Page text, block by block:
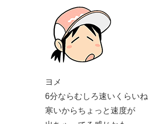
ヨメ
6分ならむしろ速いくらいね
寒いからちょっと速度が